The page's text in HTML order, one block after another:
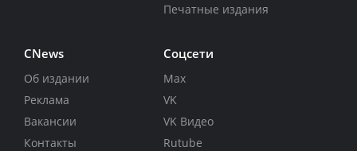
Печатные издания
CNews
Об издании
Реклама
Вакансии
Контакты
Соцсети
Max
VK
VK Видео
Rutube